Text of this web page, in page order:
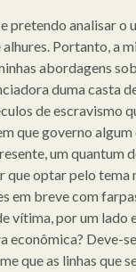
pretendo analisar o
Portanto, a
abordagens
duma casta
de escravismo
que governo
um quantum
que optar pelo tema
em breve com
vítima, por um lado
econômica? Deve-
que as linhas que